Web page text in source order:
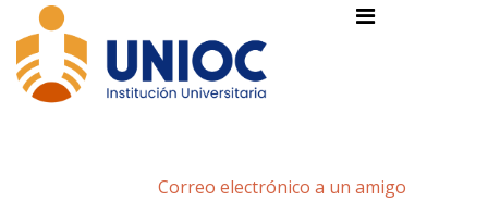
Correo electrónico a un amigo